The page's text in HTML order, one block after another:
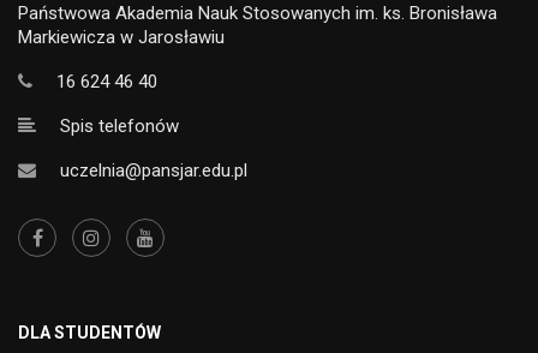
Państwowa Akademia Nauk Stosowanych im. ks. Bronisława
Markiewicza w Jarosławiu
16 624 46 40
Spis telefonów
uczelnia@pansjar.edu.pl
DLA STUDENTÓW